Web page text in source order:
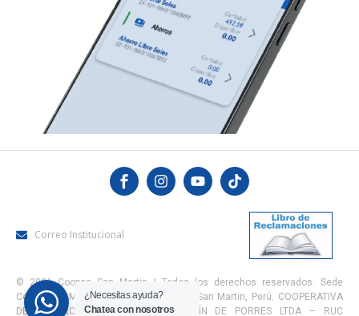
© 2026 Coopac San Martin | Todos los derechos reservados. Sede
Central, Jr. Maynas Nro. 100, Tarapoto, San Martin, Perú. COOPERATIVA
DE AHORRO Y CRÉDITO SAN MARTÍN DE PORRES LTDA – RUC
Correo Institucional
¿Necesitas ayuda?
Chatea con nosotros